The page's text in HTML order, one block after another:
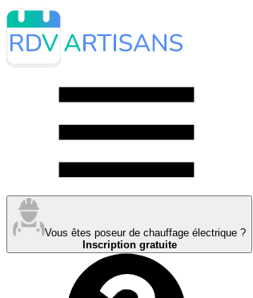
Vous êtes poseur de chauffage électrique ?
Inscription gratuite